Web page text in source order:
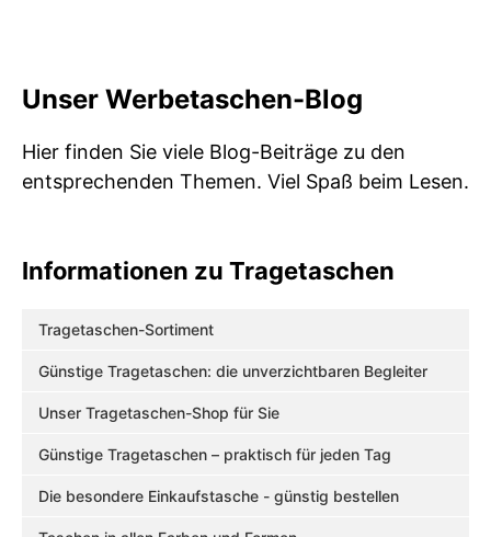
Unser Werbetaschen-Blog
Hier finden Sie viele Blog-Beiträge zu den
entsprechenden Themen. Viel Spaß beim Lesen.
Informationen zu Tragetaschen
Tragetaschen-Sortiment
Günstige Tragetaschen: die unverzichtbaren Begleiter
Unser Tragetaschen-Shop für Sie
Günstige Tragetaschen – praktisch für jeden Tag
Die besondere Einkaufstasche - günstig bestellen